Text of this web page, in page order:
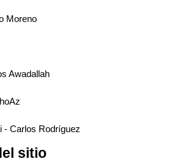
Moreno
Awadallah
- Carlos Rodríguez
sitio